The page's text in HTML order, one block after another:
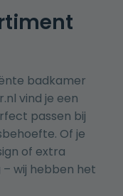
badkamer
vind je een
passen bij
Of je
of extra
wij hebben het